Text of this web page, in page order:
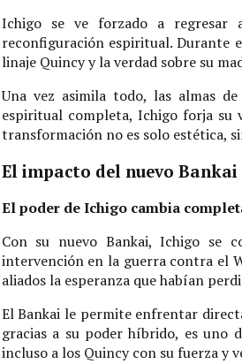
Ichigo se ve forzado a regresar
reconfiguración espiritual. Durante
linaje Quincy y la verdad sobre su
Una vez asimila todo, las almas
espiritual completa, Ichigo forja su
transformación no es solo estética,
El impacto del nuevo
El poder de Ichigo cambia
Con su nuevo Bankai, Ichigo se
intervención en la guerra contra el
aliados la esperanza que habían
El Bankai le permite enfrentar
gracias a su poder híbrido, es uno
incluso a los Quincy con su fuerza y